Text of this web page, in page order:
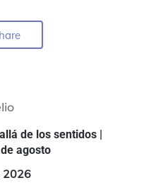
de los sentidos |
agosto
2026